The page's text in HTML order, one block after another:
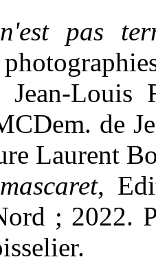
pas
Jean-Louis
de
Laurent
,
; 2022.